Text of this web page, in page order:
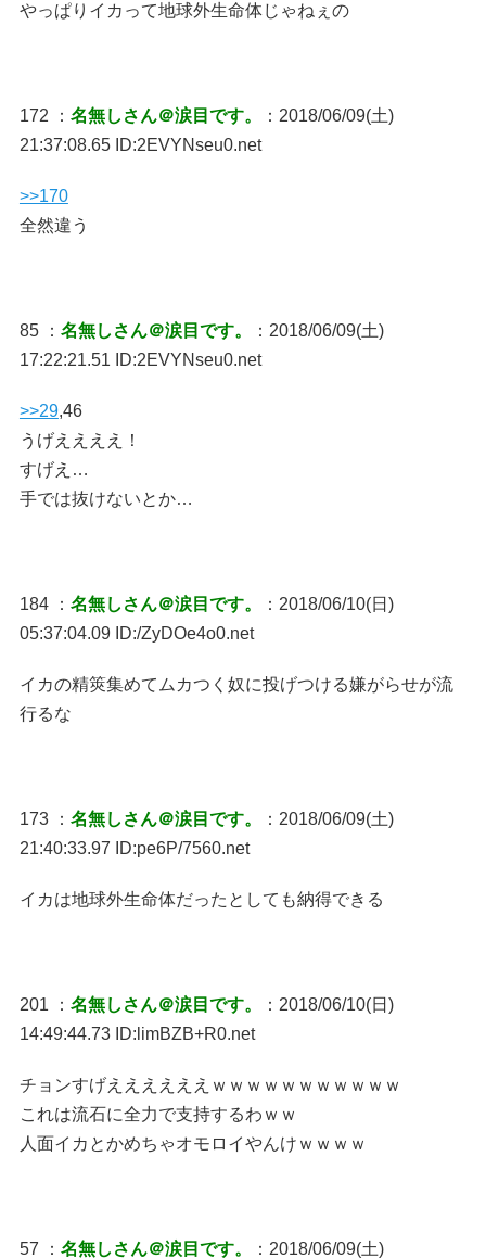
やっぱりイカって地球外生命体じゃねぇの
172 ： 名無しさん＠涙目です。
：2018/06/09(土)
21:37:08.65 ID:2EVYNseu0.net
>>170
全然違う
85 ： 名無しさん＠涙目です。
：2018/06/09(土)
17:22:21.51 ID:2EVYNseu0.net
>>29,46
うげええええ！
すげえ…
手では抜けないとか…
184 ： 名無しさん＠涙目です。
：2018/06/10(日)
05:37:04.09 ID:/ZyDOe4o0.net
イカの精筴集めてムカつく奴に投げつける嫌がらせが流
行るな
173 ： 名無しさん＠涙目です。
：2018/06/09(土)
21:40:33.97 ID:pe6P/7560.net
イカは地球外生命体だったとしても納得できる
201 ： 名無しさん＠涙目です。
：2018/06/10(日)
14:49:44.73 ID:limBZB+R0.net
チョンすげええええええｗｗｗｗｗｗｗｗｗｗｗ
これは流石に全力で支持するわｗｗ
人面イカとかめちゃオモロイやんけｗｗｗｗ
57 ： 名無しさん＠涙目です。 ：2018/06/09(土)